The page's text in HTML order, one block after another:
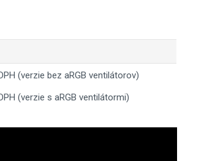
(verzie bez aRGB ventilátorov)
(verzie s aRGB ventilátormi)